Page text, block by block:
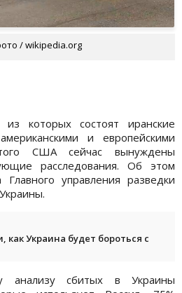
/ wikipedia.org
которых состоят иранские
и европейскими
США сейчас вынуждены
расследования. Об этом
Главного управления разведки
Украина будет бороться с
анализу сбитых в Украины